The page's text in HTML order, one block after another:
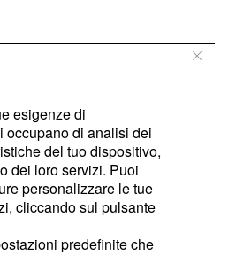
esigenze di
occupano di analisi dei
del tuo dispositivo,
dei loro servizi. Puoi
personalizzare le tue
cliccando sul pulsante
predefinite che